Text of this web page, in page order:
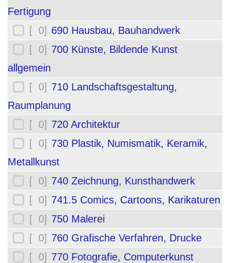
Fertigung
[ 0] 690 Hausbau, Bauhandwerk
[ 0] 700 Künste, Bildende Kunst
allgemein
[ 0] 710 Landschaftsgestaltung,
Raumplanung
[ 0] 720 Architektur
[ 0] 730 Plastik, Numismatik, Keramik,
Metallkunst
[ 0] 740 Zeichnung, Kunsthandwerk
[ 0] 741.5 Comics, Cartoons, Karikaturen
[ 0] 750 Malerei
[ 0] 760 Grafische Verfahren, Drucke
[ 0] 770 Fotografie, Computerkunst